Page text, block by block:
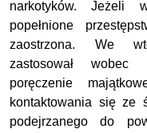
narkotyków. Jeżeli
popełnione
zaostrzona. We
zastosował
poręczenie
kontaktowania się ze
podejrzanego do